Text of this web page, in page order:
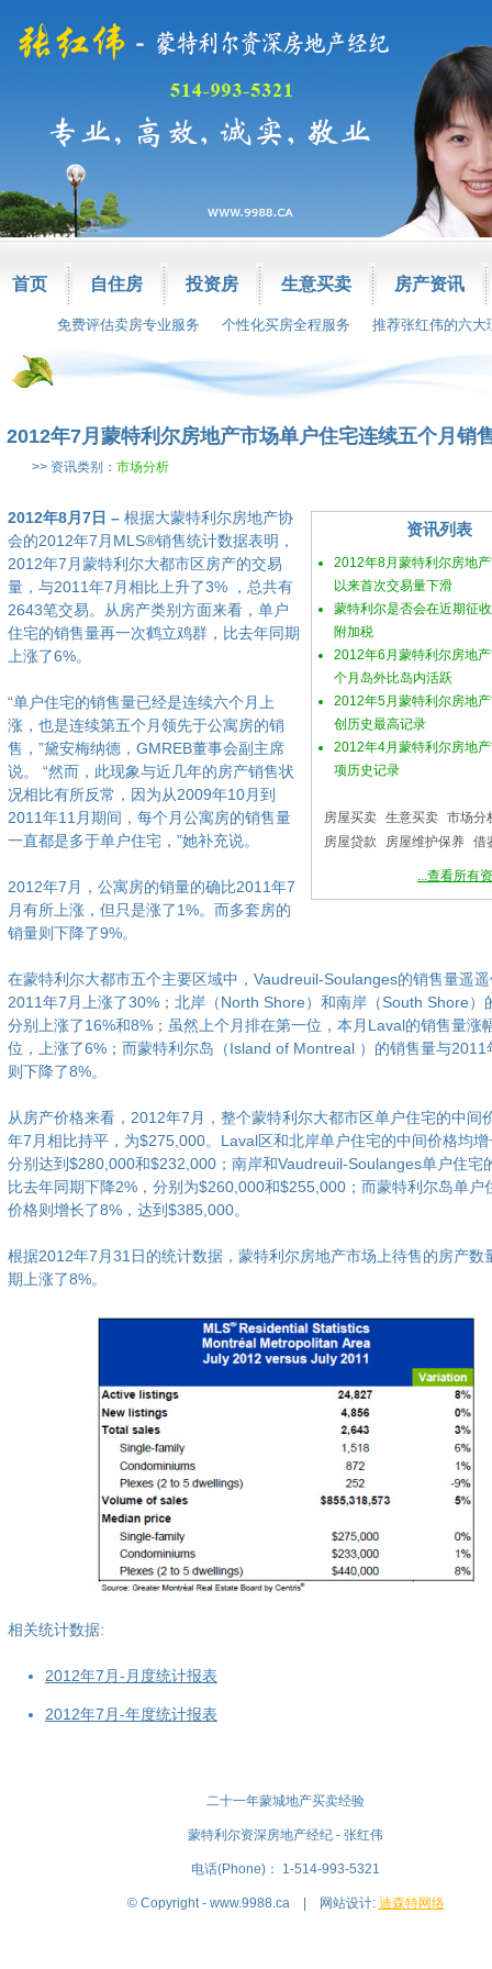
首页 自住房 投资房 生意买卖 房产资讯
免费评估卖房专业服务 个性化买房全程服务 推荐张红伟的六大
2012年7月蒙特利尔房地产市场单户住宅连续五个月销
>> 资讯类别： 市场分析
资讯列表
2012年8月蒙特利尔房地
以来首次交易量下滑
蒙特利尔是否会在近期征
附加税
2012年6月蒙特利尔房地
个月岛外比岛内活跃
2012年5月蒙特利尔房地
创历史最高记录
2012年4月蒙特利尔房地
项历史记录
房屋买卖 生意买卖 市场分
房屋贷款
房屋维护保养 借
...查看所有
2012年8月7日 – 根据大蒙特利尔房地产协
会的2012年7月MLS®销售统计数据表明，
2012年7月蒙特利尔大都市区房产的交易
量，与2011年7月相比上升了3% ，总共有
2643笔交易。从房产类别方面来看，单户
住宅的销售量再一次鹤立鸡群，比去年同期
上涨了6%。
“单户住宅的销售量已经是连续六个月上
涨，也是连续第五个月领先于公寓房的销
售，”黛安梅纳德，GMREB董事会副主席
说。 “然而，此现象与近几年的房产销售状
况相比有所反常，因为从2009年10月到
2011年11月期间，每个月公寓房的销售量
一直都是多于单户住宅，”她补充说。
2012年7月，公寓房的销量的确比2011年7
月有所上涨，但只是涨了1%。而多套房的
销量则下降了9%。
在蒙特利尔大都市五个主要区域中，Vaudreuil-Soulanges的销售量遥
2011年7月上涨了30%；北岸（North Shore）和南岸（South Shore）
分别上涨了16%和8%；虽然上个月排在第一位，本月Laval的销售量涨
位，上涨了6%；而蒙特利尔岛（Island of Montreal ）的销售量与2011
则下降了8%。
从房产价格来看，2012年7月，整个蒙特利尔大都市区单户住宅的中间
年7月相比持平，为$275,000。Laval区和北岸单户住宅的中间价格均
分别达到$280,000和$232,000；南岸和Vaudreuil-Soulanges单户住宅
比去年同期下降2%，分别为$260,000和$255,000；而蒙特利尔岛单户
价格则增长了8%，达到$385,000。
根据2012年7月31日的统计数据，蒙特利尔房地产市场上待售的房产数
期上涨了8%。
相关统计数据:
2012年7月-月度统计报表
2012年7月-年度统计报表
二十一年蒙城地产买卖经验
蒙特利尔资深房地产经纪 - 张红伟
电话(Phone)： 1-514-993-5321
© Copyright - www.9988.ca | 网站设计: 迪森特网络